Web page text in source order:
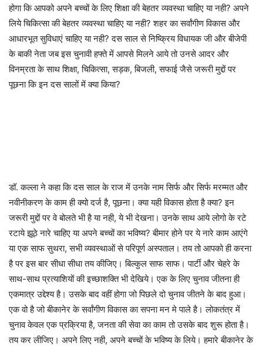
होगा कि आपको अपने बच्चों के लिए शिक्षा की बेहतर व्यवस्था चाहिए या नही? अपने
लिये चिकित्सा की बेहतर व्यवस्था चाहिए या नही? शहर का सर्वांगीण विकास और
आधारभूत सुविधाएं चाहिए या नही? दस साल से निष्क्रिय विधायक जी और बीजेपी
के बाकी नेता जब इस चुनावी हफ्ते में आपसे मिलने आये तो उनसे आदर और
विनम्रता के साथ शिक्षा, चिकित्सा, सड़क, बिजली, सफाई जैसे जरूरी मुद्दों पर
पूछना कि इन दस सालों में क्या किया?
डॉ. कल्ला ने कहा कि दस साल के राज में उनके नाम सिर्फ और सिर्फ मरम्मत और
नवीनीकरण के काम ही क्यो दर्ज है, पूछना। क्या यही विकास होता है क्या? इन
जरूरी मुद्दों पर वे बोलते भी है या नही, ये भी देखना। उनके साथ आये लोगो के रटे
रटाये झूठे नारे चाहिए या अपने बच्चों का भविष्य? बीमार होने पर ये नारे काम आएंगे
या एक साफ सुथरा, सभी व्यवस्थाओं से परिपूर्ण अस्पताल। तय तो आपको ही करना
है पर इस बार सीधा सीधा तय कीजिए। बिल्कुल साफ साफ। पार्टी और चेहरे के
साथ-साथ प्रत्याशियों की इच्छाशक्ति भी देखिये। एक के लिए चुनाव जीतना ही
एकमात्र उद्देश्य है। उसके बाद वहीं होगा जो पिछले दो चुनाव जीतने के बाद हुआ।
एक वो है जो बीकानेर के सर्वांगीण विकास का सपना मन मे पाले है। लोकतंत्र में
चुनाव केवल एक प्रक्रिया है, जनता की सेवा का काम तो उसके बाद शुरू होता है।
तय कर लीजिए। अपने लिए नही, अपने बच्चों के भविष्य के लिये। हमारे बीकानेर के